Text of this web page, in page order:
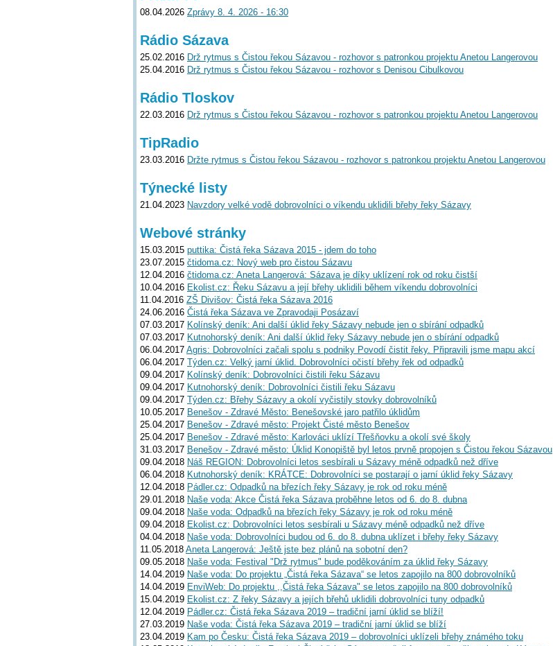
08.04.2026 Zprávy 8. 4. 2026 - 16:30
Rádio Sázava
25.02.2016 Drž rytmus s Čistou řekou Sázavou - rozhovor s patronkou projektu Anetou Langerovou
25.04.2016 Drž rytmus s Čistou řekou Sázavou - rozhovor s Denisou Cibulkovou
Rádio Tloskov
22.03.2016 Drž rytmus s Čistou řekou Sázavou - rozhovor s patronkou projektu Anetou Langerovou
TipRadio
23.03.2016 Držte rytmus s Čistou řekou Sázavou - rozhovor s patronkou projektu Anetou Langerovou
Týnecké listy
21.04.2023 Navzdory velké vodě dobrovolníci o víkendu uklidili břehy řeky Sázavy
Webové stránky
15.03.2015 puttika: Čistá řeka Sázava 2015 - jdem do toho
23.07.2015 čtidoma.cz: Nový web pro čistou Sázavu
12.04.2016 čtidoma.cz: Aneta Langerová: Sázava je díky uklízení rok od roku čistší
10.04.2016 Ekolist.cz: Řeku Sázavu a její břehy uklidili během víkendu dobrovolníci
11.04.2016 ZŠ Divišov: Čistá řeka Sázava 2016
24.06.2016 Čistá řeka Sázava ve Zpravodaji Posázaví
07.03.2017 Kolínský deník: Ani další úklid řeky Sázavy nebude jen o sbírání odpadků
07.03.2017 Kutnohorský deník: Ani další úklid řeky Sázavy nebude jen o sbírání odpadků
06.04.2017 Agris: Dobrovolníci začali spolu s podniky Povodí čistit řeky. Připravili jsme mapu akcí
06.04.2017 Týden.cz: Velký jarní úklid. Dobrovolníci očistí břehy řek od odpadků
09.04.2017 Kolínský deník: Dobrovolníci čistili řeku Sázavu
09.04.2017 Kutnohorský deník: Dobrovolníci čistili řeku Sázavu
09.04.2017 Týden.cz: Břehy Sázavy a okolí vyčistily stovky dobrovolníků
10.05.2017 Benešov - Zdravé Město: Benešovské jaro patřilo úklidům
25.04.2017 Benešov - Zdravé město: Projekt Čisté město Benešov
25.04.2017 Benešov - Zdravé město: Karlováci uklízí Třešňovku a okolí své školy
31.03.2017 Benešov - Zdravé město: Úklid Konopiště byl letos prvně propojen s Čistou řekou Sázavou
09.04.2018 Náš REGION: Dobrovolníci letos sesbírali u Sázavy méně odpadků než dříve
06.04.2018 Kutnohorský deník: KRÁTCE: Dobrovolníci se postarají o jarní úklid řeky Sázavy
12.04.2018 Pádler.cz: Odpadků na březích řeky Sázavy je rok od roku méně
29.01.2018 Naše voda: Akce Čistá řeka Sázava proběhne letos od 6. do 8. dubna
09.04.2018 Naše voda: Odpadků na březích řeky Sázavy je rok od roku méně
09.04.2018 Ekolist.cz: Dobrovolníci letos sesbírali u Sázavy méně odpadků než dříve
04.04.2018 Naše voda: Dobrovolníci budou od 6. do 8. dubna uklízet i břehy řeky Sázavy
11.05.2018 Aneta Langerová: Ještě jste bez plánů na sobotní den?
09.05.2018 Naše voda: Festival "Drž rytmus" bude poděkováním za úklid řeky Sázavy
14.04.2019 Naše voda: Do projektu „Čistá řeka Sázava“ se letos zapojilo na 800 dobrovolníků
14.04.2019 EnviWeb: Do projektu ,,Čistá řeka Sázava" se letos zapojilo na 800 dobrovolníků
15.04.2019 Ekolist.cz: Z řeky Sázavy a jejích břehů uklidili dobrovolníci tuny odpadků
12.04.2019 Pádler.cz: Čistá řeka Sázava 2019 – tradiční jarní úklid se blíží!
27.03.2019 Naše voda: Čistá řeka Sázava 2019 – tradiční jarní úklid se blíží
23.04.2019 Kam po Česku: Čistá řeka Sázava 2019 – dobrovolníci uklízeli břehy známého toku